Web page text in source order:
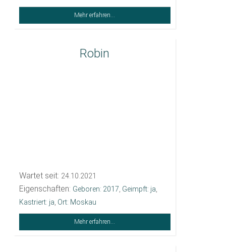
Mehr erfahren...
Robin
Wartet seit: 24.10.2021
Eigenschaften: Geboren: 2017 Geimpft: ja
Kastriert: ja Ort: Moskau
Mehr erfahren...